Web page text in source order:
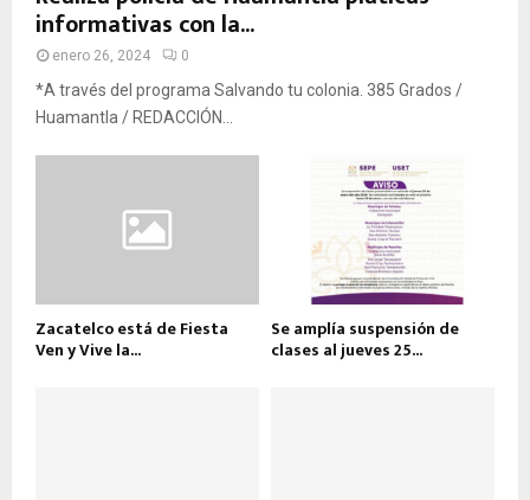
informativas con la...
enero 26, 2024 0
*A través del programa Salvando tu colonia. 385 Grados /
Huamantla / REDACCIÓN...
Zacatelco está de Fiesta
Ven y Vive la...
Se amplía suspensión de
clases al jueves 25...